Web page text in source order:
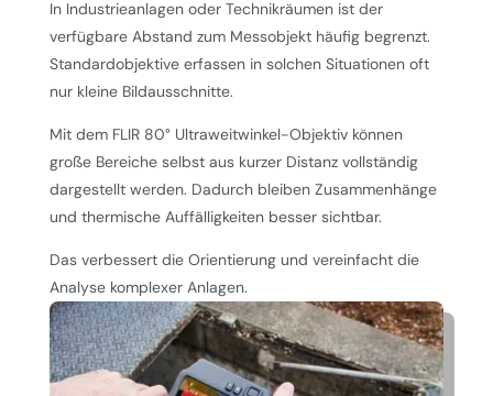
In Industrieanlagen oder Technikräumen ist der
verfügbare Abstand zum Messobjekt häufig begrenzt.
Standardobjektive erfassen in solchen Situationen oft
nur kleine Bildausschnitte.
Mit dem FLIR 80° Ultraweitwinkel-Objektiv können
große Bereiche selbst aus kurzer Distanz vollständig
dargestellt werden. Dadurch bleiben Zusammenhänge
und thermische Auffälligkeiten besser sichtbar.
Das verbessert die Orientierung und vereinfacht die
Analyse komplexer Anlagen.